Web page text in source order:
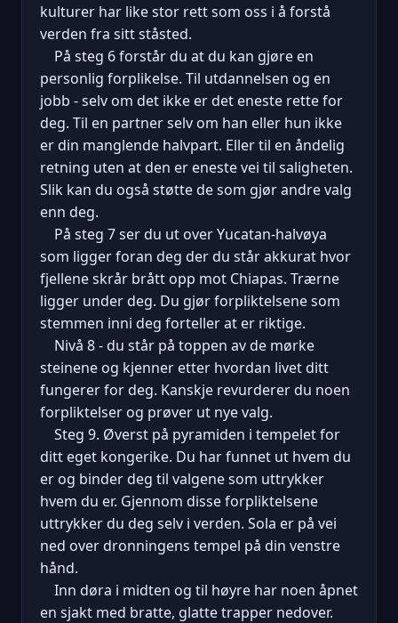
kulturer har like stor rett som oss i å forstå
verden fra sitt ståsted.
På steg 6 forstår du at du kan gjøre en
personlig forplikelse. Til utdannelsen og en
jobb - selv om det ikke er det eneste rette for
deg. Til en partner selv om han eller hun ikke
er din manglende halvpart. Eller til en åndelig
retning uten at den er eneste vei til saligheten.
Slik kan du også støtte de som gjør andre valg
enn deg.
På steg 7 ser du ut over Yucatan-halvøya
som ligger foran deg der du står akkurat hvor
fjellene skrår brått opp mot Chiapas. Trærne
ligger under deg. Du gjør forpliktelsene som
stemmen inni deg forteller at er riktige.
Nivå 8 - du står på toppen av de mørke
steinene og kjenner etter hvordan livet ditt
fungerer for deg. Kanskje revurderer du noen
forpliktelser og prøver ut nye valg.
Steg 9. Øverst på pyramiden i tempelet for
ditt eget kongerike. Du har funnet ut hvem du
er og binder deg til valgene som uttrykker
hvem du er. Gjennom disse forpliktelsene
uttrykker du deg selv i verden. Sola er på vei
ned over dronningens tempel på din venstre
hånd.
Inn døra i midten og til høyre har noen åpnet
en sjakt med bratte, glatte trapper nedover.